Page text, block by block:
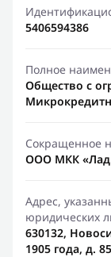
5406594386
Полное
Общество с
Сокращенное
ООО МКК
Адрес,
юридических
630132,
1905 года, д.